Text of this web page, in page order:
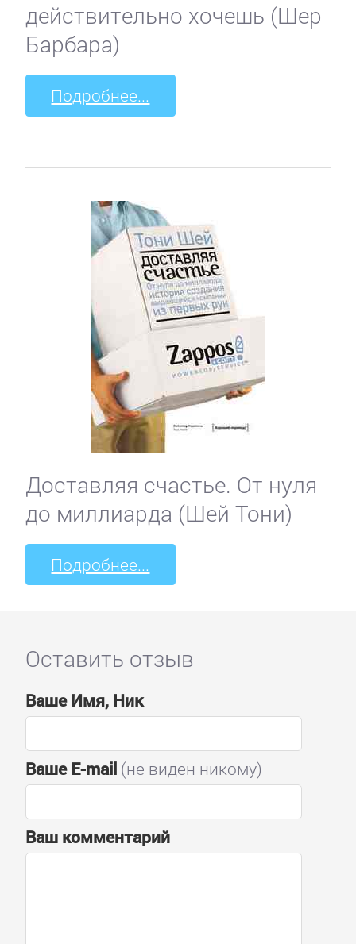
действительно хочешь (Шер
Барбара)
Подробнее...
Доставляя счастье. От нуля
до миллиарда (Шей Тони)
Подробнее...
Оставить отзыв
Ваше Имя, Ник
Ваше E-mail(не виден никому)
Ваш комментарий